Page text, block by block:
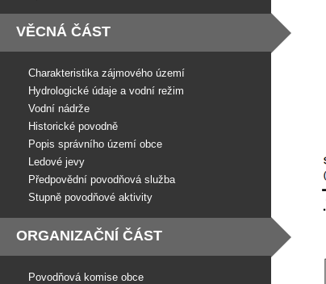
VĚCNÁ ČÁST
Charakteristika zájmového území
Hydrologické údaje a vodní režim
Vodní nádrže
Historické povodně
Popis správního území obce
Ledové jevy
Předpovědní povodňová služba
Stupně povodňové aktivity
ORGANIZAČNÍ ČÁST
Povodňová komise obce